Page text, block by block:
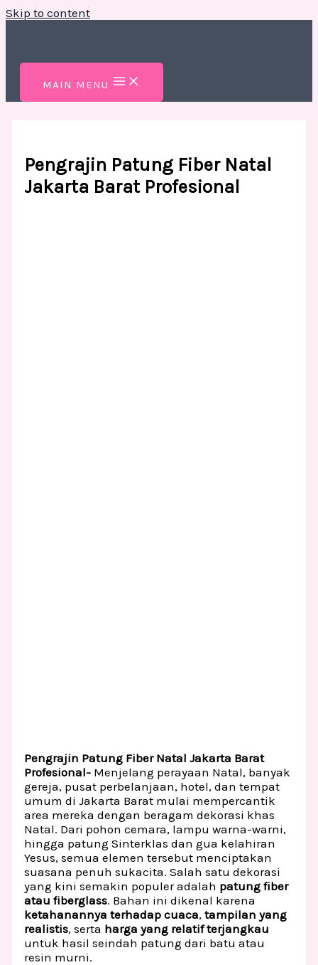
Skip to content
MAIN MENU
Pengrajin Patung Fiber Natal
Jakarta Barat Profesional
Pengrajin Patung Fiber Natal Jakarta Barat
Profesional- Menjelang perayaan Natal, banyak
gereja, pusat perbelanjaan, hotel, dan tempat
umum di Jakarta Barat mulai mempercantik
area mereka dengan beragam dekorasi khas
Natal. Dari pohon cemara, lampu warna-warni,
hingga patung Sinterklas dan gua kelahiran
Yesus, semua elemen tersebut menciptakan
suasana penuh sukacita. Salah satu dekorasi
yang kini semakin populer adalah patung fiber
atau fiberglass. Bahan ini dikenal karena
ketahanannya terhadap cuaca,tampilan yang
realistis, serta harga yang relatif terjangkau
untuk hasil seindah patung dari batu atau
resin murni.